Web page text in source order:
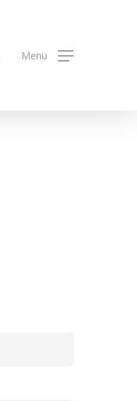
search
Menu